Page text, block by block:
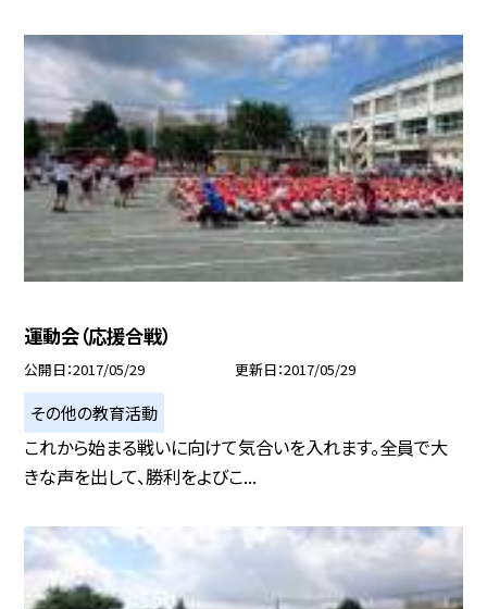
運動会（応援合戦）
公開日 2017/05/29 更新日 2017/05/29
その他の教育活動
これから始まる戦いに向けて気合いを入れます。全員で大
きな声を出して、勝利をよびこ...